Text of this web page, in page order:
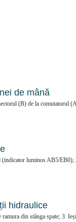
de mână
(B) de la comutatorul
luminos AB5/
hidraulice
din stânga spate; 3.